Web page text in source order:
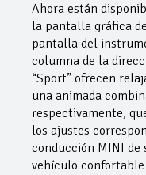
Ahora están
la pantalla gráfica
pantalla del
columna de la
“Sport” ofrecen
una animada
respectivamente,
los ajustes
conducción MINI de
vehículo confortable